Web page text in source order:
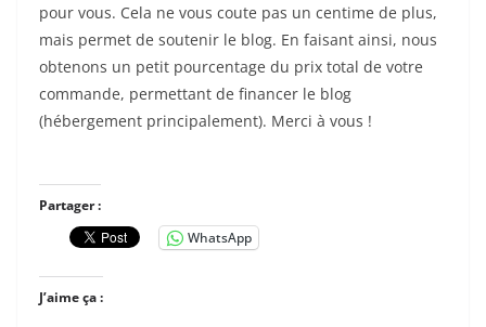
pour vous. Cela ne vous coute pas un centime de plus,
mais permet de soutenir le blog. En faisant ainsi, nous
obtenons un petit pourcentage du prix total de votre
commande, permettant de financer le blog
(hébergement principalement). Merci à vous !
Partager :
WhatsApp
J’aime ça :